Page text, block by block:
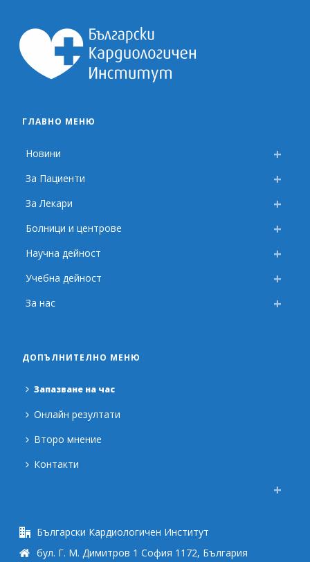
ГЛАВНО МЕНЮ
Новини
За Пациенти
За Лекари
Болници и центрове
Научна дейност
Учебна дейност
За нас
ДОПЪЛНИТЕЛНО МЕНЮ
Запазване на час
Онлайн резултати
Второ мнение
Контакти
Български Кардиологичен Институт
бул. Г. М. Димитров 1 София 1172, България